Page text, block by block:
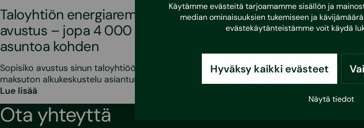
Käytämme evästeitä tarjoamamme sisällön ja
median ominaisuuksien tukemiseen ja
evästekäytänteistämme voit käydä
Hyväksy kaikki evästeet
Näytä tiedot
Taloyhtiön energiaremonttiin uusi
avustus – jopa 4 000 euroa
asuntoa kohden
Sopisiko avustus sinun taloyhtiöösi? Varaa
maksuton alkukeskustelu asiantuntijamme kanssa!
Lue lisää
kysytyt kysymykset
Mikä on
Kunnossapitotarveselvityksellä
listausta rakennusten ja
ja korjaustoimenpiteistä,…
Ota yhteyttä